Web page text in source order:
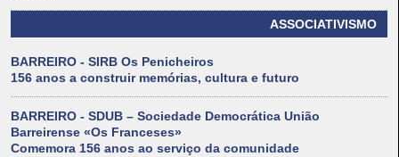
ASSOCIATIVISMO
BARREIRO - SIRB Os Penicheiros
156 anos a construir memórias, cultura e futuro
BARREIRO - SDUB – Sociedade Democrática União
Barreirense «Os Franceses»
Comemora 156 anos ao serviço da comunidade